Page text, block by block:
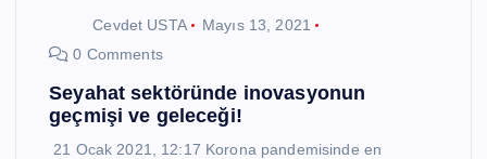
Cevdet USTA
Mayıs 13, 2021
0 Comments
Seyahat sektöründe inovasyonun
geçmişi ve geleceği!
21 Ocak 2021, 12:17 Korona pandemisinde en